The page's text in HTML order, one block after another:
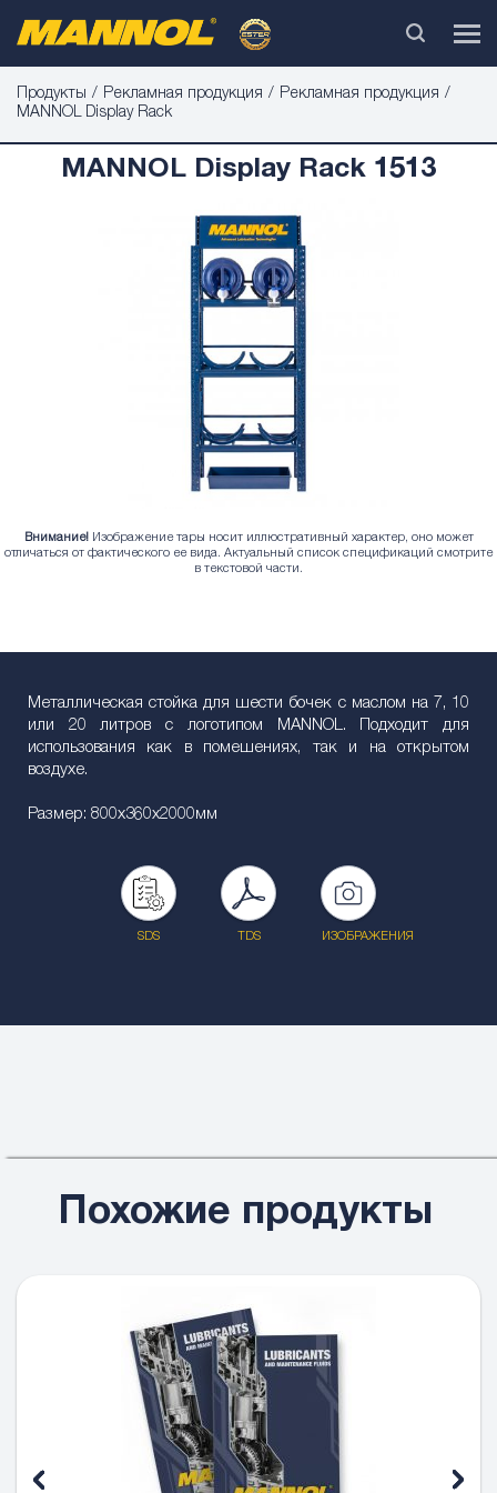
Продукты Рекламная продукция
Рекламная продукция
MANNOL Display Rack
MANNOL Display Rack 1513
Внимание! Изображение тары носит иллюстративный характер, оно может
отличаться от фактического ее вида. Актуальный список спецификаций смотрите
в текстовой части.
Металлическая стойка для шести бочек с маслом на 7, 10
или 20 литров с логотипом MANNOL. Подходит для
использования как в помешениях, так и на открытом
воздухе.
Размер: 800x360x2000мм
SDS TDS ИЗОБРАЖЕНИЯ
Похожие продукты